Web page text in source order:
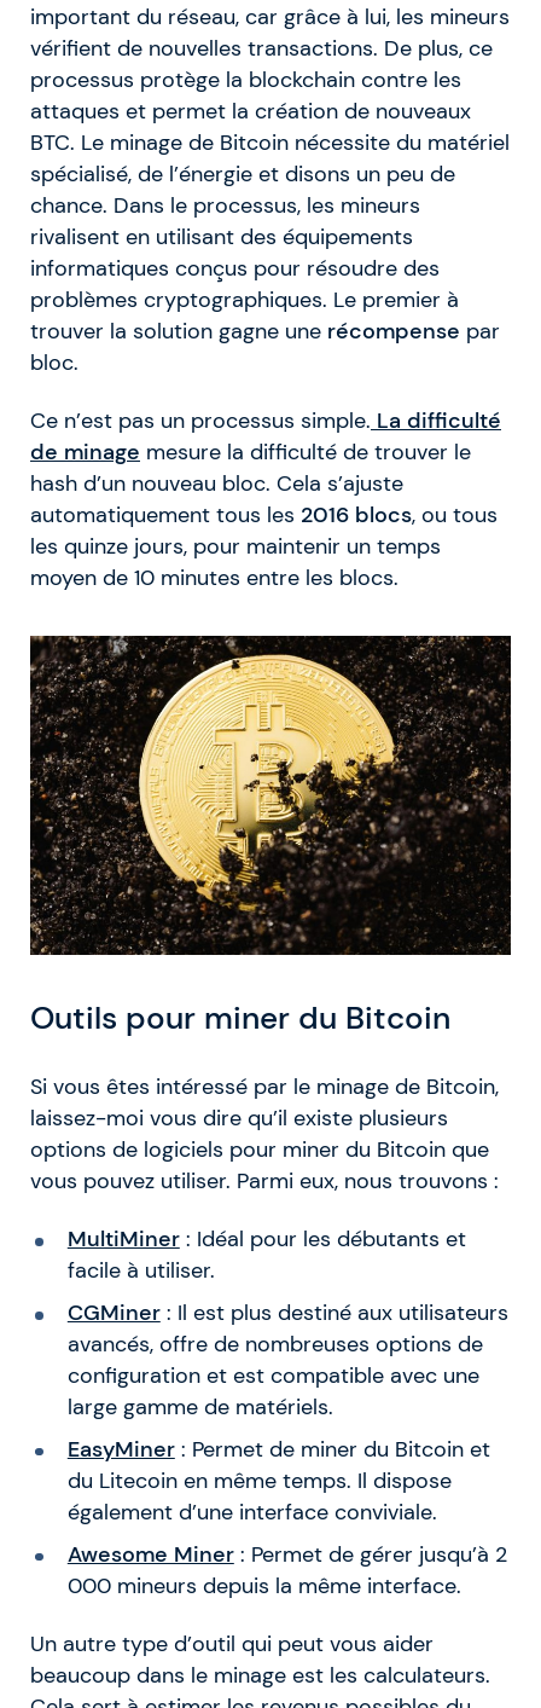
important du réseau, car grâce à lui, les mineurs
vérifient de nouvelles transactions. De plus, ce
processus protège la blockchain contre les
attaques et permet la création de nouveaux
BTC. Le minage de Bitcoin nécessite du matériel
spécialisé, de l’énergie et disons un peu de
chance. Dans le processus, les mineurs
rivalisent en utilisant des équipements
informatiques conçus pour résoudre des
problèmes cryptographiques. Le premier à
trouver la solution gagne une récompense par
bloc.
Ce n’est pas un processus simple. La difficulté
de minage mesure la difficulté de trouver le
hash d’un nouveau bloc. Cela s’ajuste
automatiquement tous les 2016 blocs, ou tous
les quinze jours, pour maintenir un temps
moyen de 10 minutes entre les blocs.
Outils pour miner du Bitcoin
Si vous êtes intéressé par le minage de Bitcoin,
laissez-moi vous dire qu’il existe plusieurs
options de logiciels pour miner du Bitcoin que
vous pouvez utiliser. Parmi eux, nous trouvons :
MultiMiner: Idéal pour les débutants et
facile à utiliser.
CGMiner: Il est plus destiné aux utilisateurs
avancés, offre de nombreuses options de
configuration et est compatible avec une
large gamme de matériels.
EasyMiner: Permet de miner du Bitcoin et
du Litecoin en même temps. Il dispose
également d’une interface conviviale.
Awesome Miner: Permet de gérer jusqu’à 2
000 mineurs depuis la même interface.
Un autre type d’outil qui peut vous aider
beaucoup dans le minage est les calculateurs.